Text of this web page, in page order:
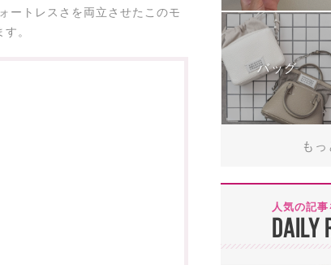
ートレスさを両立させたこのモ
。
バッグ
もっ
人気の記事
DAILY